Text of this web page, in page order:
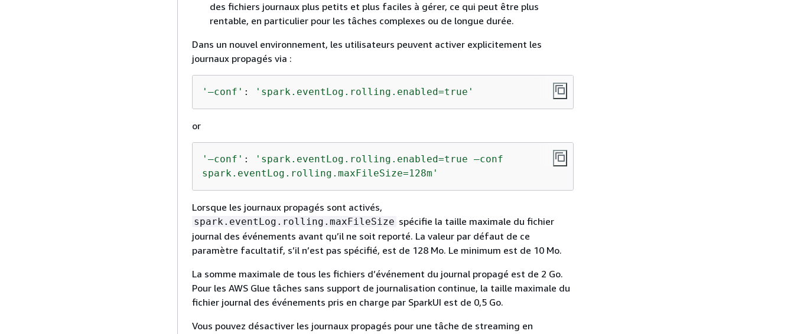
des fichiers journaux plus petits et plus faciles à gérer, ce qui peut être plus
rentable, en particulier pour les tâches complexes ou de longue durée.
Dans un nouvel environnement, les utilisateurs peuvent activer explicitement les
journaux propagés via :
'—conf' : 'spark.eventLog.rolling.enabled=true'
or
'—conf' :
'spark.eventLog.rolling.enabled=true —conf
spark.eventLog.rolling.maxFileSize=128m'
Lorsque les journaux propagés sont activés,
spark.eventLog.rolling.maxFileSize spécifie la taille maximale du fichier
journal des événements avant qu’il ne soit reporté. La valeur par défaut de ce
paramètre facultatif, s’il n’est pas spécifié, est de 128 Mo. Le minimum est de 10 Mo.
La somme maximale de tous les fichiers d’événement du journal propagé est de 2 Go.
Pour les AWS Glue tâches sans support de journalisation continue, la taille maximale du
fichier journal des événements pris en charge par SparkUI est de 0,5 Go.
Vous pouvez désactiver les journaux propagés pour une tâche de streaming en